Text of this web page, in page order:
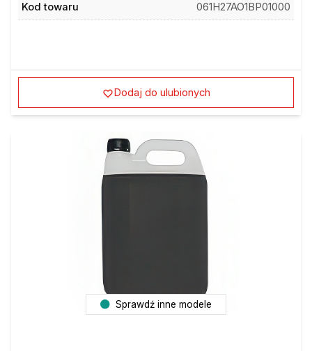
Kod towaru
061H27AO1BP01000
Dodaj do ulubionych
Sprawdź inne modele